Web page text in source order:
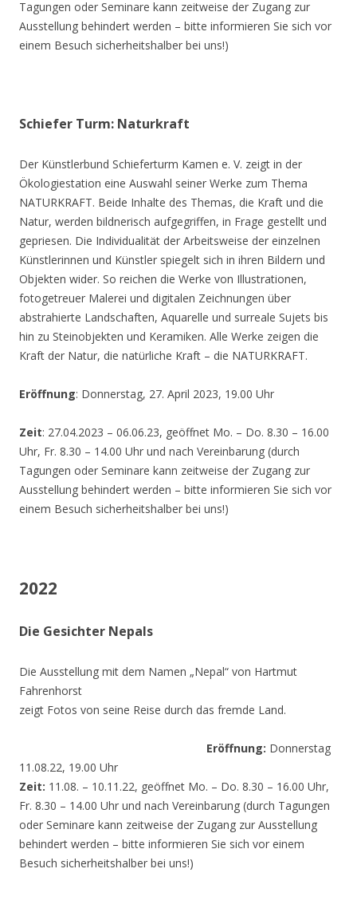
Tagungen oder Seminare kann zeitweise der Zugang zur
Ausstellung behindert werden – bitte informieren Sie sich vor
einem Besuch sicherheitshalber bei uns!)
Schiefer Turm: Naturkraft
Der Künstlerbund Schieferturm Kamen e. V. zeigt in der
Ökologiestation eine Auswahl seiner Werke zum Thema
NATURKRAFT. Beide Inhalte des Themas, die Kraft und die
Natur, werden bildnerisch aufgegriffen, in Frage gestellt und
gepriesen. Die Individualität der Arbeitsweise der einzelnen
Künstlerinnen und Künstler spiegelt sich in ihren Bildern und
Objekten wider. So reichen die Werke von Illustrationen,
fotogetreuer Malerei und digitalen Zeichnungen über
abstrahierte Landschaften, Aquarelle und surreale Sujets bis
hin zu Steinobjekten und Keramiken. Alle Werke zeigen die
Kraft der Natur, die natürliche Kraft – die NATURKRAFT.
Eröffnung: Donnerstag, 27. April 2023, 19.00 Uhr
Zeit: 27.04.2023 – 06.06.23, geöffnet Mo. – Do. 8.30 – 16.00
Uhr, Fr. 8.30 – 14.00 Uhr und nach Vereinbarung (durch
Tagungen oder Seminare kann zeitweise der Zugang zur
Ausstellung behindert werden – bitte informieren Sie sich vor
einem Besuch sicherheitshalber bei uns!)
2022
Die Gesichter Nepals
Die Ausstellung mit dem Namen „Nepal“ von Hartmut
Fahrenhorst
zeigt Fotos von seine Reise durch das fremde Land.
Eröffnung: Donnerstag
11.08.22, 19.00 Uhr
Zeit: 11.08. – 10.11.22, geöffnet Mo. – Do. 8.30 – 16.00 Uhr,
Fr. 8.30 – 14.00 Uhr und nach Vereinbarung (durch Tagungen
oder Seminare kann zeitweise der Zugang zur Ausstellung
behindert werden – bitte informieren Sie sich vor einem
Besuch sicherheitshalber bei uns!)